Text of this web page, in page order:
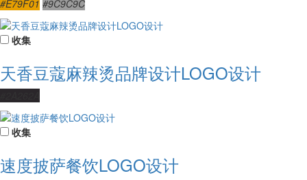
#E79F01 #9C9C9C
收集
天香豆蔻麻辣烫品牌设计LOGO设计
收集
速度披萨餐饮LOGO设计